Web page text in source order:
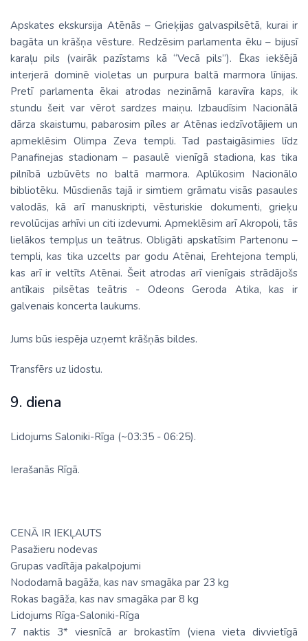
Apskates ekskursija Atēnās – Grieķijas galvaspilsētā, kurai ir
bagāta un krāšņa vēsture. Redzēsim parlamenta ēku – bijusī
karaļu pils (vairāk pazīstams kā “Vecā pils”). Ēkas iekšējā
interjerā dominē violetas un purpura baltā marmora līnijas.
Pretī parlamenta ēkai atrodas nezināmā karavīra kaps, ik
stundu šeit var vērot sardzes maiņu. Izbaudīsim Nacionālā
dārza skaistumu, pabarosim pīles ar Atēnas iedzīvotājiem un
apmeklēsim Olimpa Zeva templi. Tad pastaigāsimies līdz
Panafinejas stadionam – pasaulē vienīgā stadiona, kas tika
pilnībā uzbūvēts no baltā marmora. Aplūkosim Nacionālo
bibliotēku. Mūsdienās tajā ir simtiem grāmatu visās pasaules
valodās, kā arī manuskripti, vēsturiskie dokumenti, grieķu
revolūcijas arhīvi un citi izdevumi. Apmeklēsim arī Akropoli, tās
lielākos tempļus un teātrus. Obligāti apskatīsim Partenonu –
templi, kas tika uzcelts par godu Atēnai, Erehtejona templi,
kas arī ir veltīts Atēnai. Šeit atrodas arī vienīgais strādājošs
antīkais pilsētas teātris - Odeons Geroda Atika, kas ir
galvenais koncerta laukums.
Jums būs iespēja uzņemt krāšņās bildes.
Transfērs uz lidostu.
9. diena
Lidojums Saloniki-Rīga (~03:35 - 06:25).
Ierašanās Rīgā.
CENĀ IR IEKĻAUTS
Pasažieru nodevas
Grupas vadītāja pakalpojumi
Nododamā bagāža, kas nav smagāka par 23 kg
Rokas bagāža, kas nav smagāka par 8 kg
Lidojums Rīga-Saloniki-Rīga
7 naktis 3* viesnīcā ar brokastīm (viena vieta divvietīgā